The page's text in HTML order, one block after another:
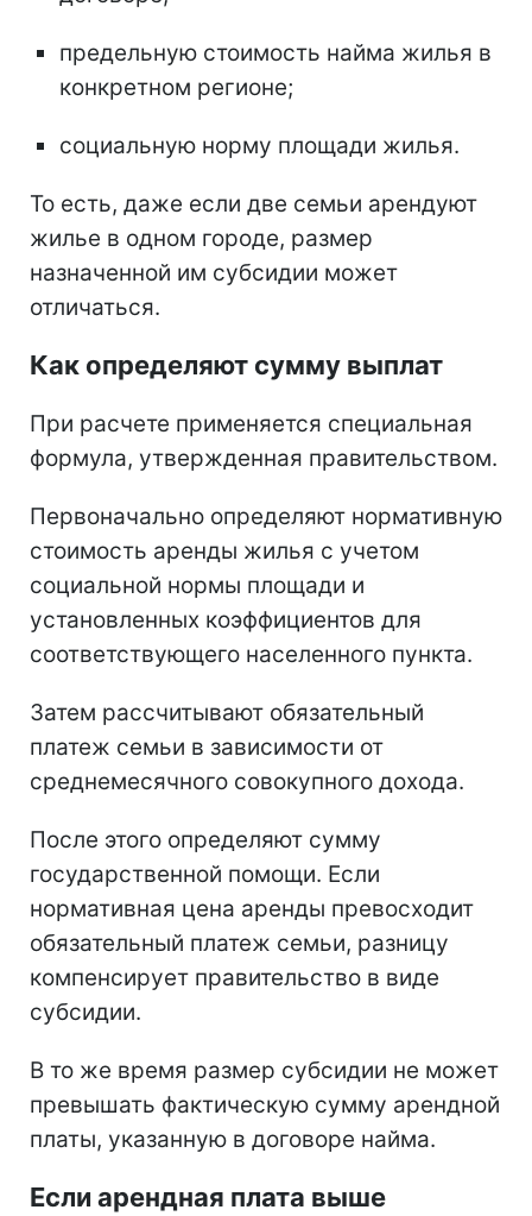
предельную стоимость найма жилья в
конкретном регионе;
социальную норму площади жилья.
То есть, даже если две семьи арендуют
жилье в одном городе, размер
назначенной им субсидии может
отличаться.
Как определяют сумму выплат
При расчете применяется специальная
формула, утвержденная правительством.
Первоначально определяют нормативную
стоимость аренды жилья с учетом
социальной нормы площади и
установленных коэффициентов для
соответствующего населенного пункта.
Затем рассчитывают обязательный
платеж семьи в зависимости от
среднемесячного совокупного дохода.
После этого определяют сумму
государственной помощи. Если
нормативная цена аренды превосходит
обязательный платеж семьи, разницу
компенсирует правительство в виде
субсидии.
В то же время размер субсидии не может
превышать фактическую сумму арендной
платы, указанную в договоре найма.
Если арендная плата выше